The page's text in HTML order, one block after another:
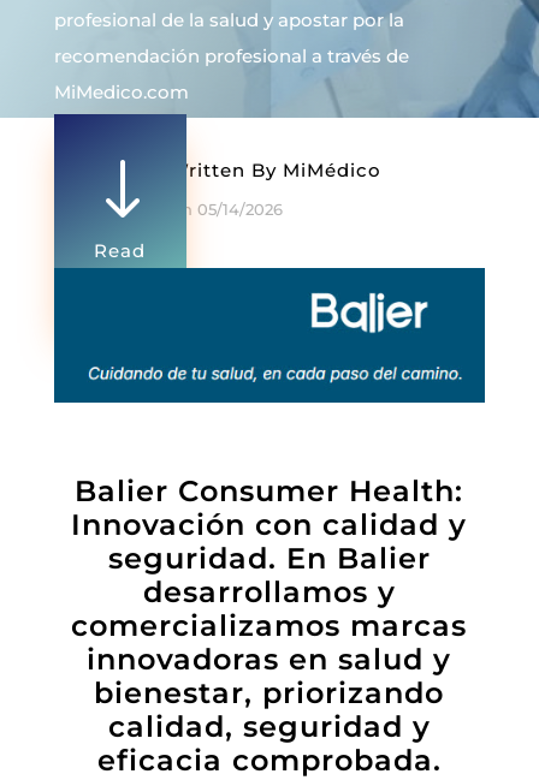
profesional de la salud y apostar por la
recomendación profesional a través de
MiMedico.com
Written By MiMédico
On 05/14/2026
"
Read
more
Balier Consumer Health:
Innovación con calidad y
seguridad. En Balier
desarrollamos y
comercializamos marcas
innovadoras en salud y
bienestar, priorizando
calidad, seguridad y
eficacia comprobada.